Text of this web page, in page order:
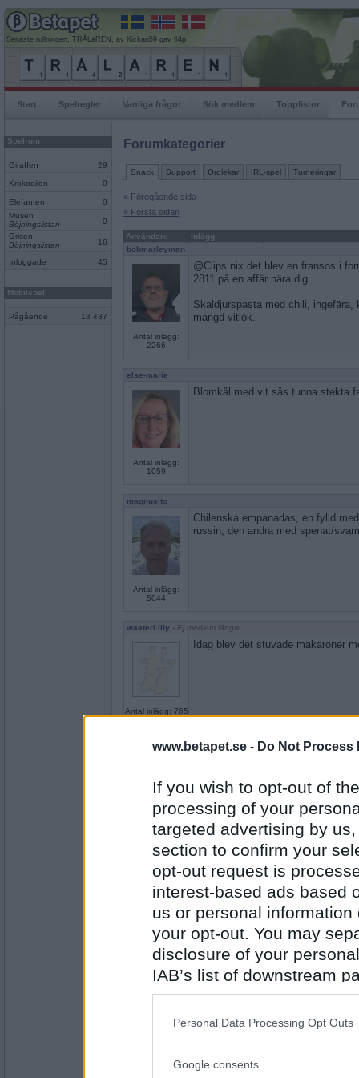
www.betapet.se - Do Not Process
If you wish to opt-out of
processing of your
targeted advertising by
section to confirm your
opt-out request is
interest-based ads based
us or personal
your opt-out. You may
disclosure of your
IAB’s list of downstream
also be disclosed by us
Downstream Participants
Please note that this
Personal Data Processing Opt Outs
Google consents
Senaste rullningen, TRÅLaREN, av Kickan59 gav 64p
Start Spelregler Vanliga frågor Sök medlem Topplistor
Spelrum
Giraffen 29
Krokodilen 0
Elefanten
0
Musen
Böjningslistan
0
Grisen
Böjningslistan
16
Inloggade 45
Mobilspel
Pågående 18 437
Forumkategorier
Snack Support Ordlekar IRL-spel Turneringar
« Föregående sida
« Första sidan
Användare
Inlägg
bobmarleyman
Antal inlägg:
2266
@Clips nix det blev en fransos i
2811 på en affär nära dig.
Skaldjurspasta med chili, ingefära,
mängd vitlök.
else-marie
Antal inlägg:
1059
Blomkål med vit sås tunna stekta
magnusito
Antal inlägg:
5044
Chilenska empanadas, en fylld
russin, den andra med spenat/
waaterLilly - Ej medlem längre
Antal inlägg: 765
Idag blev det stuvade makaroner
Antal inlägg:
1059
en dum en
Antal inlägg:
13194
Lutfisk, potatis, skirat smör med
Eventuellt en vitsås till med. Vitt
Antal inlägg: 46
nyårsafton.